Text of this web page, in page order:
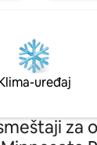
uređaj
za